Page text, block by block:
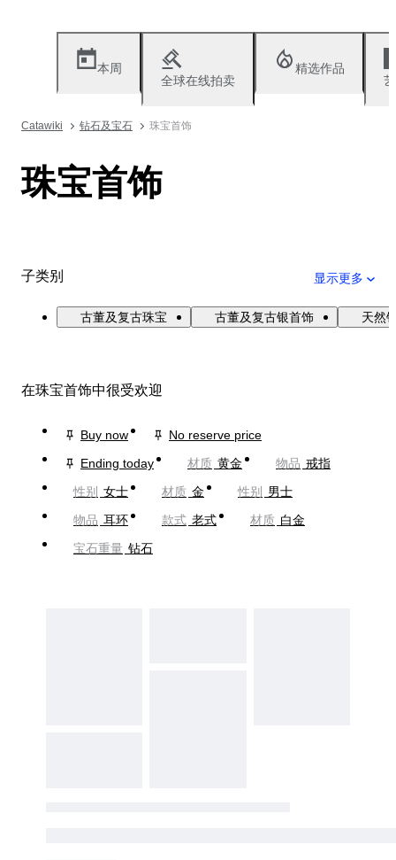
本周
全球在线拍卖
精选作品
Catawiki 钻石及宝石 珠宝首饰
珠宝首饰
子类别 显示更多
古董及复古珠宝 古董及复古银首饰 天然
在珠宝首饰中很受欢迎
Buy now
No reserve price
Ending today
材质 黄金 物品 戒指
性别 女士 材质 金 性别
男士
物品 耳环 款式 老式 材质 白金
宝石重量 钻石